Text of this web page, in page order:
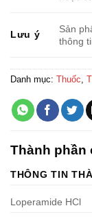
Lưu ý
Sản
thông
Danh mục: Thuốc
Thành phần
THÔNG TIN
Loperamide HCl